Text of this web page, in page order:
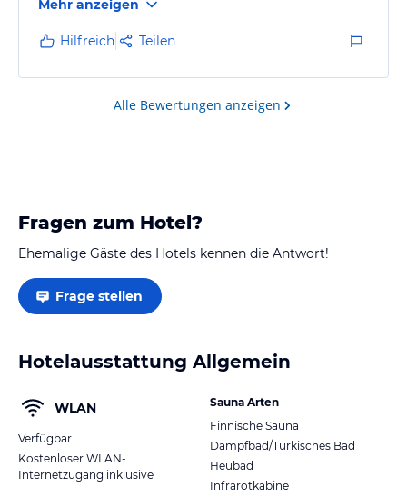
Sicher nicht der letzte Aufenthalt.
Mehr anzeigen
Hilfreich Teilen
Alle Bewertungen anzeigen
Fragen zum Hotel?
Ehemalige Gäste des Hotels kennen die Antwort!
Frage stellen
Hotelausstattung Allgemein
WLAN
Verfügbar
Kostenloser WLAN-
Internetzugang inklusive
Sauna Arten
Finnische Sauna
Dampfbad/Türkisches Bad
Heubad
Infrarotkabine